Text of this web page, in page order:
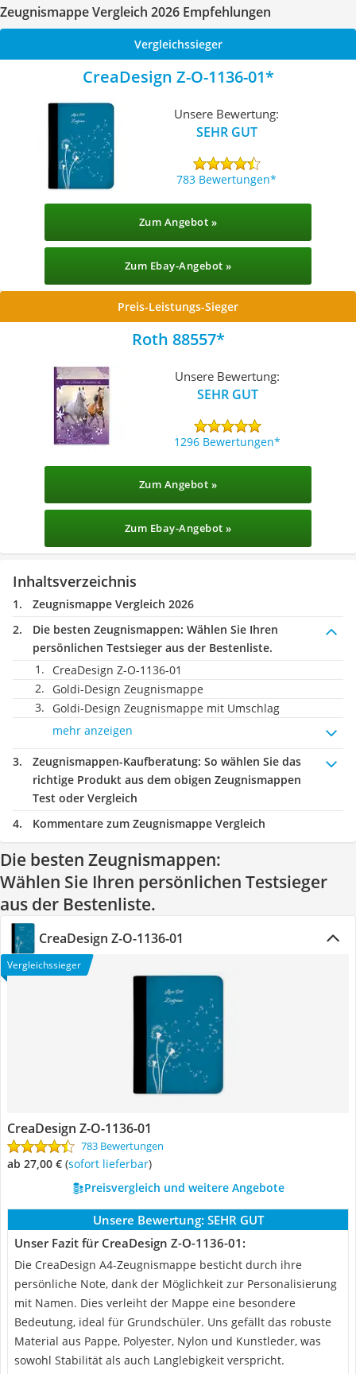
Zeugnismappe Vergleich 2026 Empfehlungen
Vergleichssieger
CreaDesign Z-O-1136-01
Unsere Bewertung:
SEHR GUT
783 Bewertungen
Zum Angebot »
Zum Ebay-Angebot »
Preis-Leistungs-Sieger
Roth 88557
Unsere Bewertung:
SEHR GUT
1296 Bewertungen
Zum Angebot »
Zum Ebay-Angebot »
Inhaltsverzeichnis
Zeugnismappe Vergleich 2026
Die besten Zeugnismappen: Wählen Sie Ihren
persönlichen Testsieger aus der Bestenliste.
CreaDesign Z-O-1136-01
Goldi-Design Zeugnismappe
Goldi-Design Zeugnismappe mit Umschlag
mehr anzeigen
Zeugnismappen-Kaufberatung: So wählen Sie das
richtige Produkt aus dem obigen Zeugnismappen
Test oder Vergleich
Kommentare zum Zeugnismappe Vergleich
Die besten Zeugnismappen:
Wählen Sie Ihren persönlichen Testsieger
aus der Bestenliste.
CreaDesign Z-O-1136-01
Vergleichssieger
CreaDesign Z-O-1136-01
783 Bewertungen
ab 27,00 € ( Sofort lieferbar)
Preisvergleich und weitere Angebote
Unsere Bewertung: SEHR GUT
Unser Fazit für CreaDesign Z-O-1136-01:
Die CreaDesign A4-Zeugnismappe besticht durch ihre
persönliche Note, dank der Möglichkeit zur Personalisierung
mit Namen. Dies verleiht der Mappe eine besondere
Bedeutung, ideal für Grundschüler. Uns gefällt das robuste
Material aus Pappe, Polyester, Nylon und Kunstleder, was
sowohl Stabilität als auch Langlebigkeit verspricht.